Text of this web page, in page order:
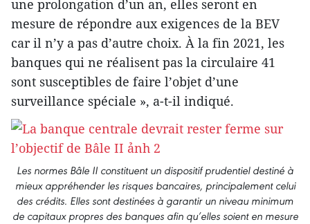
une prolongation d’un an, elles seront en
mesure de répondre aux exigences de la BEV
car il n’y a pas d’autre choix. À la fin 2021, les
banques qui ne réalisent pas la circulaire 41
sont susceptibles de faire l’objet d’une
surveillance spéciale », a-t-il indiqué.
Les normes Bâle II constituent un dispositif prudentiel destiné à
mieux appréhender les risques bancaires, principalement celui
des crédits. Elles sont destinées à garantir un niveau minimum
de capitaux propres des banques afin qu’elles soient en mesure